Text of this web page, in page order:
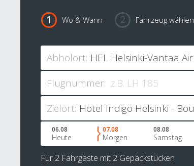
Wo & Wann Fahrzeug wählen
Abholort:
Flugnummer:
Zielort:
06.08
Heute
07.08
Morgen
08.08
Samstag
Für 2 Fahrgäste mit 2 Gepäckstücken